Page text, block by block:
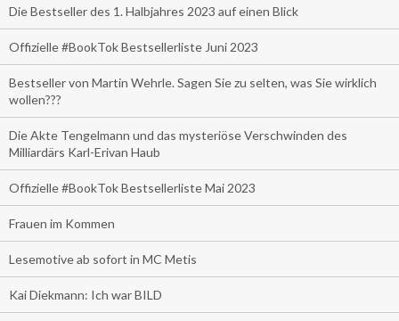
Die Bestseller des 1. Halbjahres 2023 auf einen Blick
Offizielle #BookTok Bestsellerliste Juni 2023
Bestseller von Martin Wehrle. Sagen Sie zu selten, was Sie wirklich
wollen???
Die Akte Tengelmann und das mysteriöse Verschwinden des
Milliardärs Karl-Erivan Haub
Offizielle #BookTok Bestsellerliste Mai 2023
Frauen im Kommen
Lesemotive ab sofort in MC Metis
Kai Diekmann: Ich war BILD